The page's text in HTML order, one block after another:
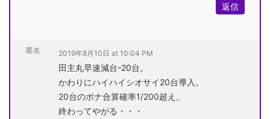
返信
匿名 2019年8月10日 at 10:04 PM
田主丸早速減台-20台。
かわりにハイハイシオサイ20台導入。
20台のボナ合算確率1/200超え。
終わってやがる・・・